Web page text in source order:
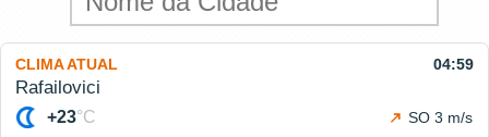
CLIMA ATUAL 04:59
Rafailovici
+23°C
SO 3 m/s